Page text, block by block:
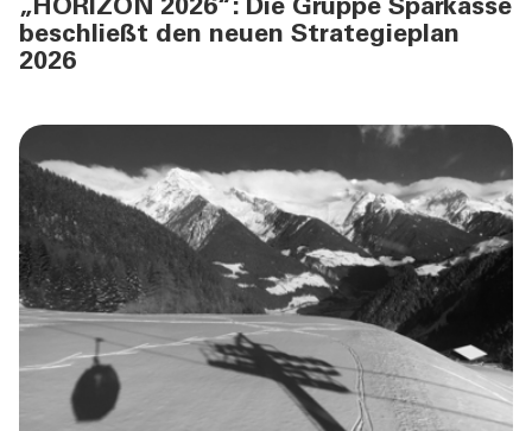
„HORIZON 2026“: Die Gruppe Sparkasse
beschließt den neuen Strategieplan
2026